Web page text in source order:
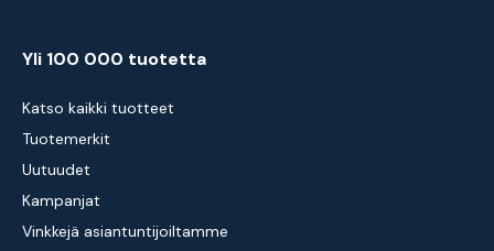
Yli 100 000 tuotetta
Katso kaikki tuotteet
Tuotemerkit
Uutuudet
Kampanjat
Vinkkejä asiantuntijoiltamme